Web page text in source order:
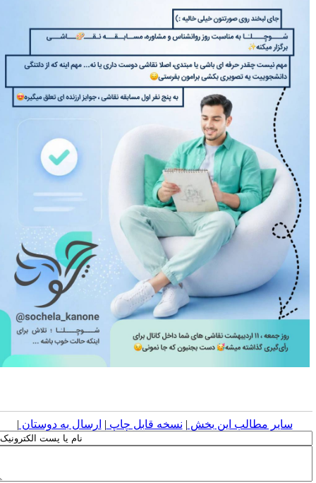
سایر مطالب این بخش | نسخه قابل چاپ| ارسال به دوستان|